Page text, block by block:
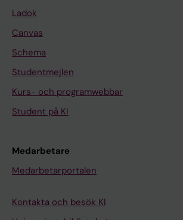
Ladok
Canvas
Schema
Studentmejlen
Kurs- och programwebbar
Student på KI
Medarbetare
Medarbetarportalen
Kontakta och besök KI